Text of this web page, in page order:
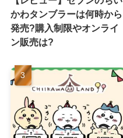
かわタンブラーは何時から
発売?購入制限やオンライ
ン販売は?